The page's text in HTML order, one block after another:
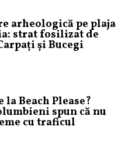
arheologică pe plaja
strat fosilizat de
și Bucegi
la Beach Please?
spun că nu
cu traficul